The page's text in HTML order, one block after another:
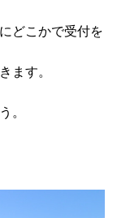
どこかで受付を
ます。
。